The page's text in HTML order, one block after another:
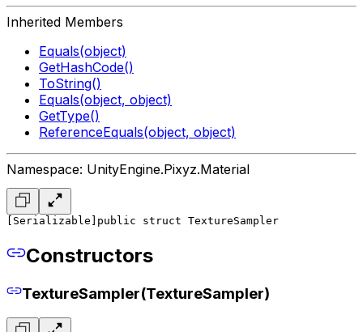
Inherited Members
Equals(object)
GetHashCode()
ToString()
Equals(object, object)
GetType()
ReferenceEquals(object, object)
Namespace: UnityEngine.Pixyz.Material
[Serializable] public struct TextureSampler
Constructors
TextureSampler(TextureSampler)